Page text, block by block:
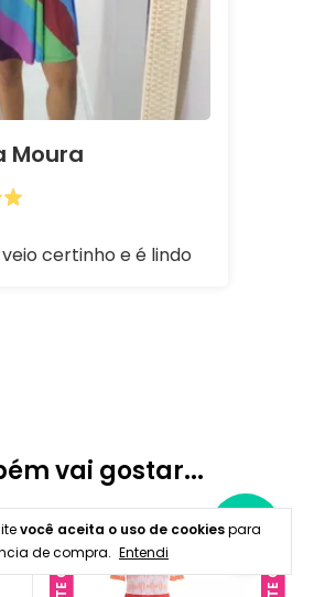
você aceita o uso de cookiespara
de compra. Entendi
Moura
certinho e é lindo
vai gostar...
FRETE GRÁTIS FRETE GRÁTIS